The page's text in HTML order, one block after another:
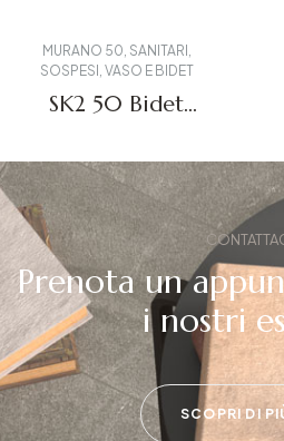
MURANO 50 SANITARI
SOSPESI VASO E BIDET
SK2 50 Bidet
sospeso
Prenota un
i nostri
SCOPRI DI